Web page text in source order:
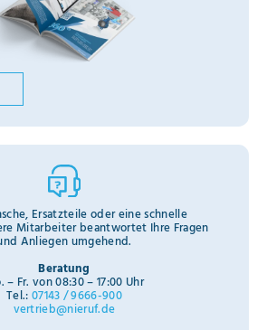
Ersatzteile oder eine schnelle
Mitarbeiter beantwortet Ihre Fragen
Anliegen umgehend.
Beratung
– Fr. von 08:30 – 17:00 Uhr
Tel.:07143 / 9666-900
vertrieb@nieruf.de